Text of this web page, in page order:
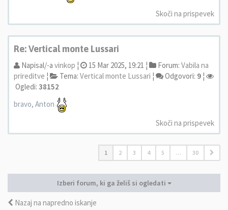
Skoči na prispevek
Re: Vertical monte Lussari
Napisal/-a vinkop ¦ 15 Mar 2025, 19:21 ¦ Forum: Vabila na
prireditve ¦ Tema: Vertical monte Lussari ¦ Odgovori: 9 ¦
Ogledi: 38152
bravo, Anton
Skoči na prispevek
1 2 3 4 5 … 30
Izberi forum, ki ga želiš si ogledati
Nazaj na napredno iskanje